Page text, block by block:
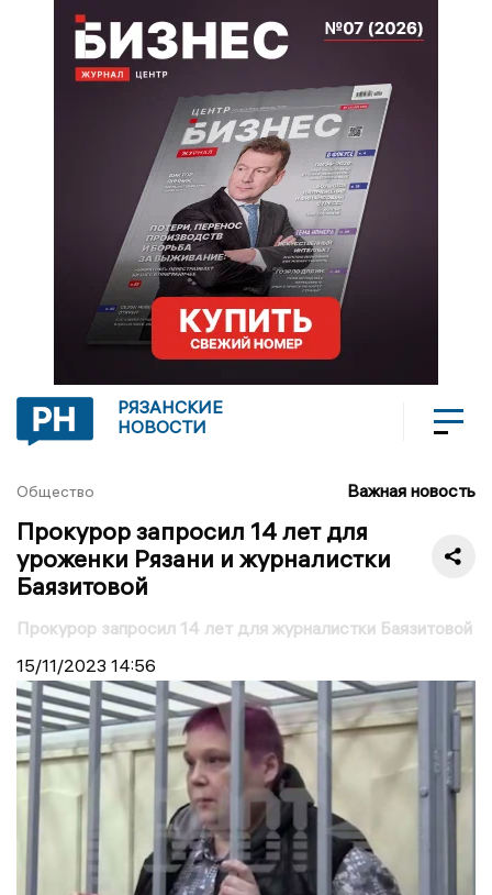
РЯЗАНСКИЕ
НОВОСТИ
Общество Важная новость
Прокурор запросил 14 лет для
уроженки Рязани и журналистки
Баязитовой
Прокурор запросил 14 лет для журналистки Баязитовой
15/11/2023 14:56